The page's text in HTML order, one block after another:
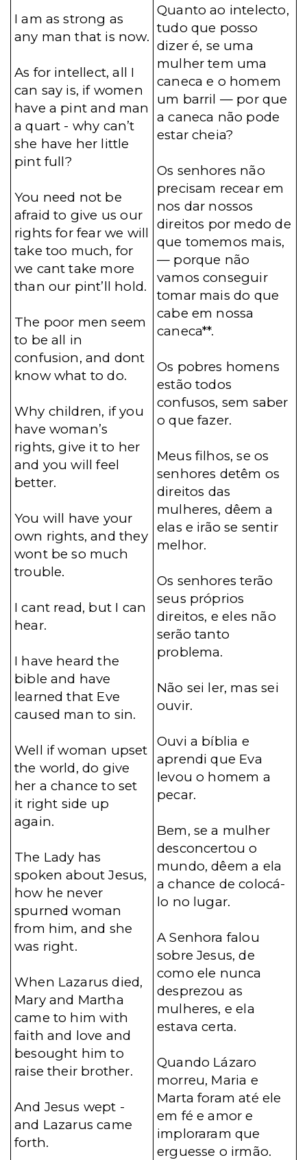
I am as strong as
any man that is now.
As for intellect, all I
can say is, if women
have a pint and man
a quart - why can’t
she have her little
pint full?
You need not be
afraid to give us our
rights for fear we will
take too much, for
we cant take more
than our pint’ll hold.
The poor men seem
to be all in
confusion, and dont
know what to do.
Why children, if you
have woman’s
rights, give it to her
and you will feel
better.
You will have your
own rights, and they
wont be so much
trouble.
I cant read, but I can
hear.
I have heard the
bible and have
learned that Eve
caused man to sin.
Well if woman upset
the world, do give
her a chance to set
it right side up
again.
The Lady has
spoken about Jesus,
how he never
spurned woman
from him, and she
was right.
When Lazarus died,
Mary and Martha
came to him with
faith and love and
besought him to
raise their brother.
And Jesus wept -
and Lazarus came
forth.
Quanto ao intelecto,
tudo que posso
dizer é, se uma
mulher tem uma
caneca e o homem
um barril — por que
a caneca não pode
estar cheia?
Os senhores não
precisam recear em
nos dar nossos
direitos por medo de
que tomemos mais,
— porque não
vamos conseguir
tomar mais do que
cabe em nossa
caneca**.
Os pobres homens
estão todos
confusos, sem saber
o que fazer.
Meus filhos, se os
senhores detêm os
direitos das
mulheres, dêem a
elas e irão se sentir
melhor.
Os senhores terão
seus próprios
direitos, e eles não
serão tanto
problema.
Não sei ler, mas sei
ouvir.
Ouvi a bíblia e
aprendi que Eva
levou o homem a
pecar.
Bem, se a mulher
desconcertou o
mundo, dêem a ela
a chance de colocá-
lo no lugar.
A Senhora falou
sobre Jesus, de
como ele nunca
desprezou as
mulheres, e ela
estava certa.
Quando Lázaro
morreu, Maria e
Marta foram até ele
em fé e amor e
imploraram que
erguesse o irmão.